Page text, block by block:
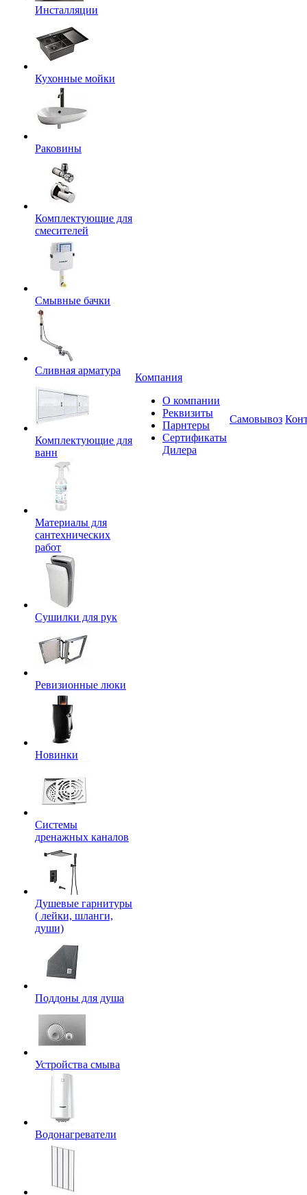
Инсталляции
Кухонные мойки
Раковины
Комплектующие для
смесителей
Смывные бачки
Сливная арматура
Комплектующие для
ванн
Материалы для
сантехнических
работ
Сушилки для рук
Ревизионные люки
Новинки
Системы
дренажных каналов
Душевые гарнитуры
( лейки, шланги,
души)
Поддоны для душа
Устройства смыва
Водонагреватели
Компания
О компании
Реквизиты
Парнтеры
Сертификаты
Дилера
Самовывоз